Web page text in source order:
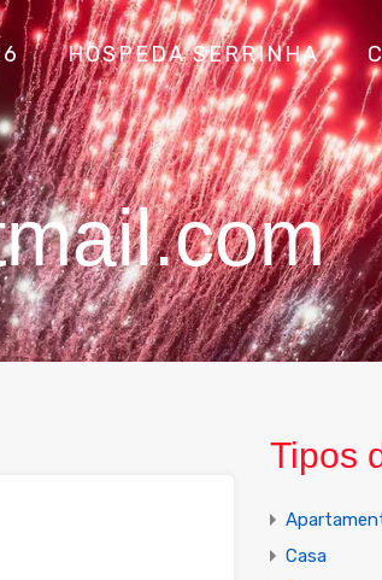
HOSPEDA SERRINHA
Tipos
Casa